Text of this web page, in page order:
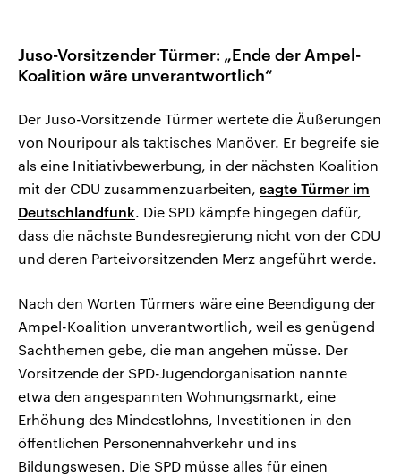
Juso-Vorsitzender Türmer: „Ende der Ampel-
Koalition wäre unverantwortlich“
Der Juso-Vorsitzende Türmer wertete die Äußerungen
von Nouripour als taktisches Manöver. Er begreife sie
als eine Initiativbewerbung, in der nächsten Koalition
mit der CDU zusammenzuarbeiten, sagte Türmer im
Deutschlandfunk. Die SPD kämpfe hingegen dafür,
dass die nächste Bundesregierung nicht von der CDU
und deren Parteivorsitzenden Merz angeführt werde.
Nach den Worten Türmers wäre eine Beendigung der
Ampel-Koalition unverantwortlich, weil es genügend
Sachthemen gebe, die man angehen müsse. Der
Vorsitzende der SPD-Jugendorganisation nannte
etwa den angespannten Wohnungsmarkt, eine
Erhöhung des Mindestlohns, Investitionen in den
öffentlichen Personennahverkehr und ins
Bildungswesen. Die SPD müsse alles für einen